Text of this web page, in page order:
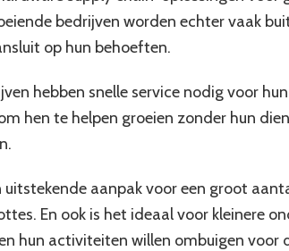
bedrijven worden echter vaak
op hun behoeften.
hebben snelle service nodig voor
hen te helpen groeien zonder hun
uitstekende aanpak voor een groot
En ook is het ideaal voor kleinere
hun activiteiten willen ombuigen voor